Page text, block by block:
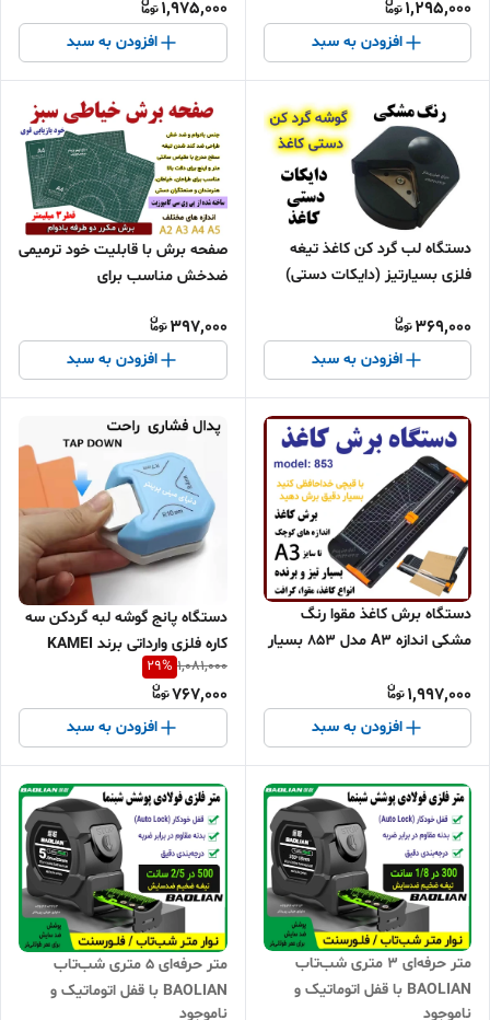
انواع لیبل و کاغذ و مقوا
1,295,000
افزودن به سبد
انواع لیبل و کاغذ و مقوا
1,975,000
افزودن به سبد
دستگاه لب گرد کن کاغذ تیغه
فلزی بسیارتیز (دایکات دستی)
369,000
افزودن به سبد
صفحه برش با قابلیت خود ترمیمی
ضدخش مناسب برای
397,000
افزودن به سبد
دستگاه برش کاغذ مقوا رنگ
مشکی اندازه A3 مدل 853 بسیار
1,997,000
افزودن به سبد
دستگاه پانج گوشه لبه گردکن سه
کاره فلزی وارداتی برند KAMEI
1,081,000
29%
767,000
افزودن به سبد
متر حرفه‌ای 3 متری شب‌تاب
BAOLIAN با قفل اتوماتیک و
ناموجود
متر حرفه‌ای ۵ متری شب‌تاب
BAOLIAN با قفل اتوماتیک و
ناموجود